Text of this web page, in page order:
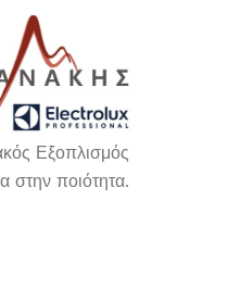
Εξοπλισμός
στην ποιότητα.